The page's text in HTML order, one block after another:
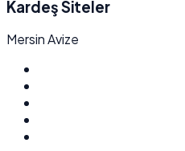
Kardeş Siteler
Mersin Avize